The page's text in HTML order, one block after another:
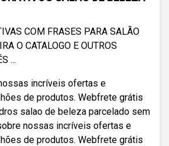
COM FRASES PARA SALÃO
O CATALOGO E OUTROS
...
incríveis ofertas e
de produtos. Webfrete grátis
salao de beleza parcelado sem
nossas incríveis ofertas e
de produtos. Webfrete grátis